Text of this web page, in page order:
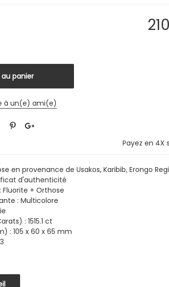
à un(e) ami(e)
Payez en 4X
en provenance de Usakos, Karibib, Erongo
d'authenticité
Fluorite + Orthose
: Multicolore
: 1515.1 ct
: 105 x 60 x 65 mm